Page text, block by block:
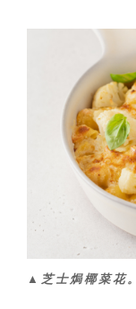
▲芝士焗椰菜花。